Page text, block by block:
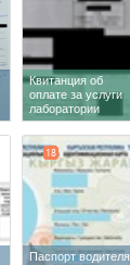
Квитанция об
оплате за услуги
лаборатории
Паспорт водителя
18